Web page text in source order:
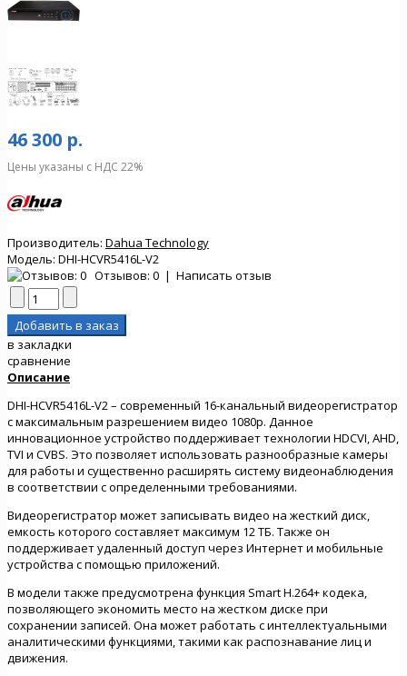
46 300 р.
Цены указаны с НДС 22%
Производитель: Dahua Technology
Модель: DHI-HCVR5416L-V2
Отзывов: 0 | Написать отзыв
в закладки
сравнение
Описание
DHI-HCVR5416L-V2 – современный 16-канальный видеорегистратор
с максимальным разрешением видео 1080p. Данное
инновационное устройство поддерживает технологии HDCVI, AHD,
TVI и CVBS. Это позволяет использовать разнообразные камеры
для работы и существенно расширять систему видеонаблюдения
в соответствии с определенными требованиями.
Видеорегистратор может записывать видео на жесткий диск,
емкость которого составляет максимум 12 ТБ. Также он
поддерживает удаленный доступ через Интернет и мобильные
устройства с помощью приложений.
В модели также предусмотрена функция Smart H.264+ кодека,
позволяющего экономить место на жестком диске при
сохранении записей. Она может работать с интеллектуальными
аналитическими функциями, такими как распознавание лиц и
движения.